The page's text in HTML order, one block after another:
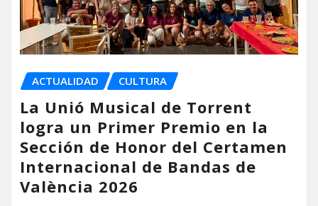
ACTUALIDAD CULTURA
La Unió Musical de Torrent
logra un Primer Premio en la
Sección de Honor del Certamen
Internacional de Bandas de
València 2026